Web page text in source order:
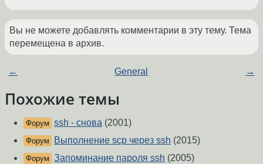
Вы не можете добавлять комментарии в эту тему. Тема
перемещена в архив.
← General →
Похожие темы
Форум ssh - снова (2001)
Форум Выполнение scp через ssh (2015)
Форум Запоминание пароля ssh (2005)